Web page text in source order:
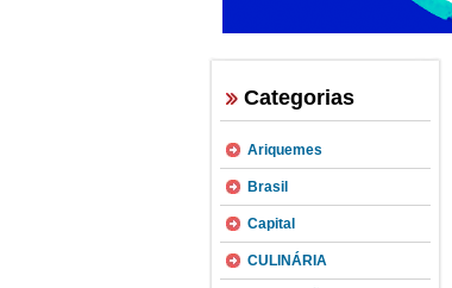
Categorias
Ariquemes
Brasil
Capital
CULINÁRIA